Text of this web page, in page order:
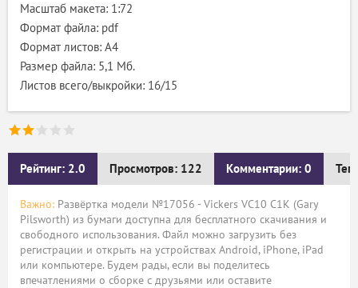
Масштаб макета: 1:72
Формат файла: pdf
Формат листов: A4
Размер файла: 5,1 Мб.
Листов всего/выкройки: 16/15
Рейтинг: 2.0 Просмотров: 122 Комментарии: 0
Важно: Развёртка модели №17056 - Vickers VC10 C1K (Gary
Pilsworth) из бумаги доступна для бесплатного скачивания и
свободного использования. Файл можно загрузить без
регистрации и открыть на устройствах Android, iPhone, iPad
или компьютере. Будем рады, если вы поделитесь
впечатлениями о сборке с друзьями или оставите